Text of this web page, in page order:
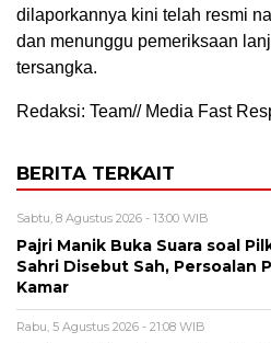
dilaporkannya kini telah resmi
dan menunggu pemeriksaan
tersangka.
Redaksi: Team// Media Fast
BERITA TERKAIT
Sabtu, 8 Agustus 2026 - 13:00 WIB
Pajri Manik Buka Suara soal
Sahri Disebut Sah, Persoalan
Kamar
Rabu, 5 Agustus 2026 - 21:08 WIB